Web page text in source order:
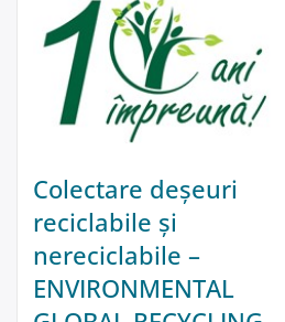
Colectare deșeuri
reciclabile și
nereciclabile –
ENVIRONMENTAL